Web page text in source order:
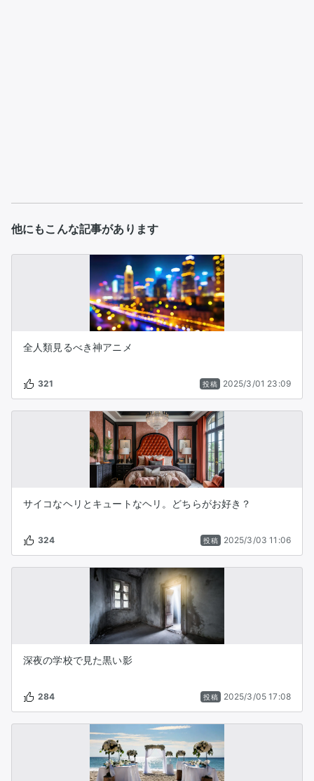
他にもこんな記事があります
全人類見るべき神アニメ
321 投稿 2025/3/01 23:09
サイコなヘリとキュートなヘリ。どちらがお好き？
324 投稿 2025/3/03 11:06
深夜の学校で見た黒い影
284 投稿 2025/3/05 17:08